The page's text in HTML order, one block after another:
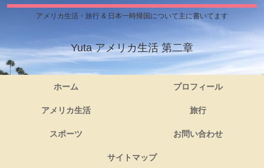
アメリカ生活・旅行 & 日本一時帰国について主に書いてます
Yuta アメリカ生活 第二章
ホーム プロフィール
アメリカ生活 旅行
スポーツ お問い合わせ
サイトマップ